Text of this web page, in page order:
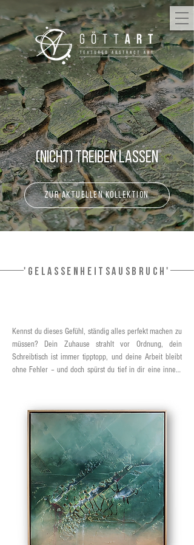
(Nicht) Treiben lassen
zur aktuellen Kollektion
'Gelassenheitsausbruch'
Kennst du dieses Gefühl, ständig alles perfekt machen zu
müssen? Dein Zuhause strahlt vor Ordnung, dein
Schreibtisch ist immer tipptopp, und deine Arbeit bleibt
ohne Fehler – und doch spürst du tief in dir eine innere
Vielleicht flüstert dir auch stets eine kleine Stimme zu:
„Ach komm schon, das geht doch immer noch besser!“
Sie mischt sich mit dem unterschwelligen Gefühl, als ob
dich die Welt ständig kritisch betrachtet.
Tief in dir sitzt sogar eine Angst, nicht gut genug zu sein,
die Sorge, dass ein Fehler dich persönlich entwertet. Das
Streben nach fehlerfreien Ergebnissen ist dir zur zweiten
Natur geworden und du beschreibst dich gern als sehr
perfektionistisch.